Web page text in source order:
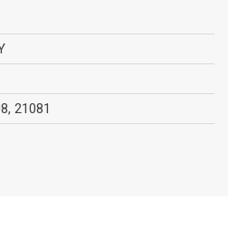
21081